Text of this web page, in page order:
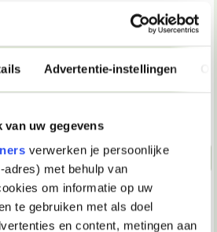
Advertentie-instellingen
uw gegevens
verwerken je persoonlijke
met behulp van
om informatie op uw
te gebruiken met als doel
en content, metingen aan
Cultuur, Maatschappij &
kan ik inhuren om een
Beantwoorden